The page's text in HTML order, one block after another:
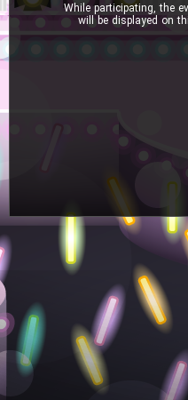
While participating, the
will be displayed on